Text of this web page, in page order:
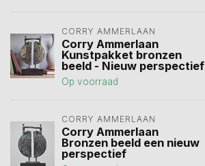
CORRY AMMERLAAN
Corry Ammerlaan
Kunstpakket bronzen
beeld - Nieuw perspectief
Op voorraad
CORRY AMMERLAAN
Corry Ammerlaan
Bronzen beeld een nieuw
perspectief